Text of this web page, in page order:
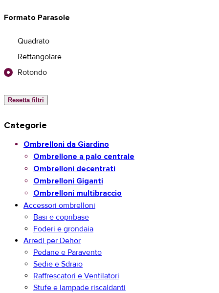
Formato Parasole
Quadrato
Rettangolare
Rotondo
Resetta filtri
Categorie
Ombrelloni da Giardino
Ombrellone a palo centrale
Ombrelloni decentrati
Ombrelloni Giganti
Ombrelloni multibraccio
Accessori ombrelloni
Basi e copribase
Foderi e grondaia
Arredi per Dehor
Pedane e Paravento
Sedie e Sdraio
Raffrescatori e Ventilatori
Stufe e lampade riscaldanti